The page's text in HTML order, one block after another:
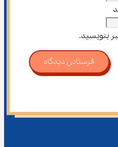
بنویسید.
فرستادن دیدگاه